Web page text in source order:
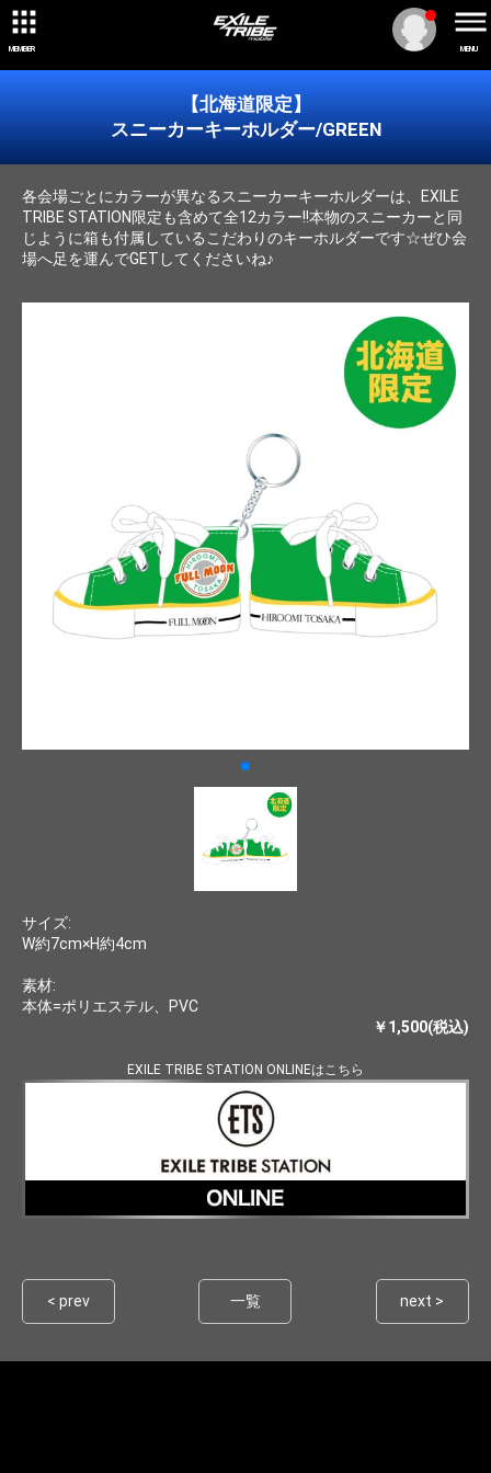
MEMBER MENU
【北海道限定】
スニーカーキーホルダー/GREEN
各会場ごとにカラーが異なるスニーカーキーホルダーは、EXILE
TRIBE STATION限定も含めて全12カラー!!本物のスニーカーと同
じように箱も付属しているこだわりのキーホルダーです☆ぜひ会
場へ足を運んでGETしてくださいね♪
サイズ:
W約7cm×H約4cm
素材:
本体=ポリエステル、PVC
￥1,500(税込)
EXILE TRIBE STATION ONLINEはこちら
< prev 一覧 next >